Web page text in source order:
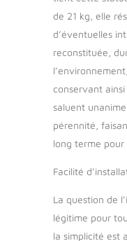
de 21 kg, elle
d’éventuelles
reconstituée,
conservant
saluent
pérennité,
long terme pour
Facilité
La question de
légitime pour
la simplicité est